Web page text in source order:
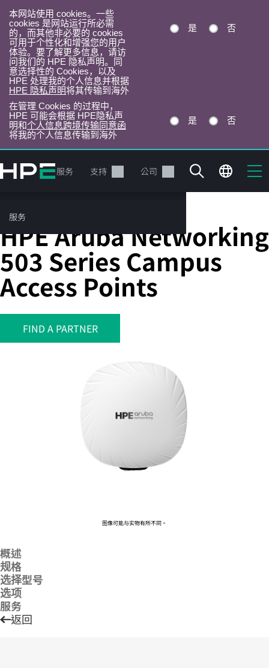
本网站使用 cookies。一些
cookies 是网站运行所必需
的，而其他非必要的 cookies
可用于个性化和增强您的用户
体验。要了解更多信息，请访
问我们的 HPE 隐私声明。同
意选择性的 Cookies，以及
HPE 处理我的个人信息并根据
HPE 隐私声明将其传输到海外
是 否
在管理 Cookies 的过程中，
HPE 可能会根据 HPE隐私声
明和个人信息跨境传输同意函
将我的个人信息传输到海外
是 否
转
到
目
录
产品 服务 支持 公司
服务
您的购物车目前是空的
WLAN 接入点
HPE Aruba Networking
503 Series Campus
Access Points
FIND A PARTNER
图像可能与实物有所不同。
概述
规格
选择型号
选项
服务
返回